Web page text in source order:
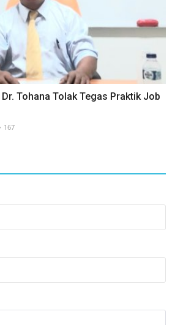
Dr. Tohana Tolak Tegas Praktik Job
167